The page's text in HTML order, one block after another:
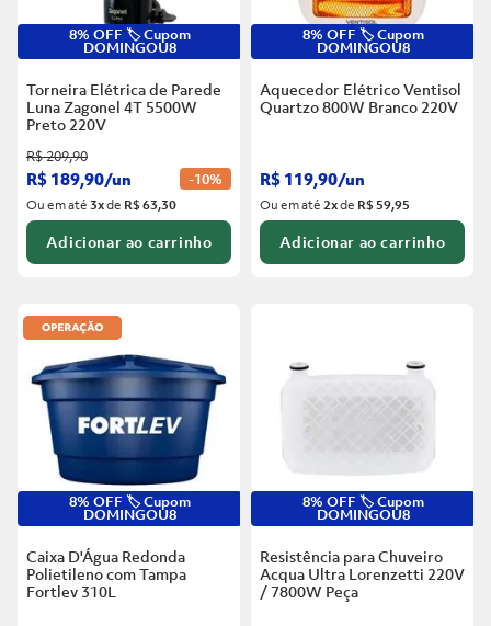
8% OFF 🏷️ Cupom
DOMINGOU8
Torneira Elétrica de Parede
Luna Zagonel 4T 5500W
Preto 220V
R$209,90
R$ 189,90/un -10%
Ou em até3xde R$ 63,30
Adicionar ao carrinho
8% OFF 🏷️ Cupom
DOMINGOU8
Aquecedor Elétrico Ventisol
Quartzo 800W Branco 220V
R$ 119,90/un
Ou em até2xde R$ 59,95
Adicionar ao carrinho
8% OFF 🏷️ Cupom
DOMINGOU8
Caixa D'Água Redonda
Polietileno com Tampa
Fortlev 310L
8% OFF 🏷️ Cupom
DOMINGOU8
Resistência para Chuveiro
Acqua Ultra Lorenzetti 220V
/ 7800W Peça